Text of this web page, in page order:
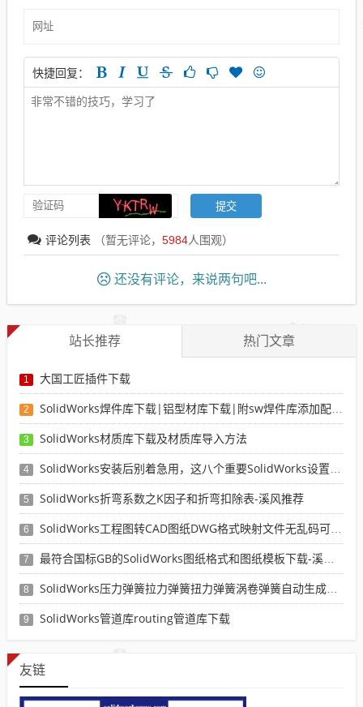
快捷回复：
评论列表 （暂无评论， 5984人围观）
还没有评论，来说两句吧...
站长推荐 热门文章
1 大国工匠插件下载
2 SolidWorks焊件库下载|铝型材库下载|附sw焊件库添加配置使用教程
3 SolidWorks材质库下载及材质库导入方法
4 SolidWorks安装后别着急用，这八个重要SolidWorks设置可以提高你的画图效率
5 SolidWorks折弯系数之K因子和折弯扣除表-溪风推荐
6 SolidWorks工程图转CAD图纸DWG格式映射文件无乱码可分层-溪风亲测推荐
7 最符合国标GB的SolidWorks图纸格式和图纸模板下载-溪风专用版
8 SolidWorks压力弹簧拉力弹簧扭力弹簧涡卷弹簧自动生成宏程序下载
9 SolidWorks管道库routing管道库下载
友链